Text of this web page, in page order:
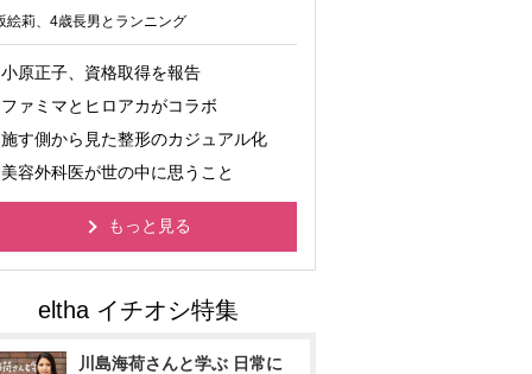
絵莉、4歳長男とランニング
小原正子、資格取得を報告
ファミマとヒロアカがコラボ
施す側から見た整形のカジュアル化
美容外科医が世の中に思うこと
もっと見る
川島海荷さんと学ぶ 日常に